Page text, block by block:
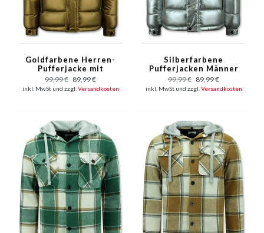
Goldfarbene Herren-
Pufferjacke mit
Kapuze
99,99 € 89,99 €
inkl. MwSt und zzgl. Versandkosten
Silberfarbene
Pufferjacken Männer
mit Kapuze
99,99 € 89,99 €
inkl. MwSt und zzgl. Versandkosten